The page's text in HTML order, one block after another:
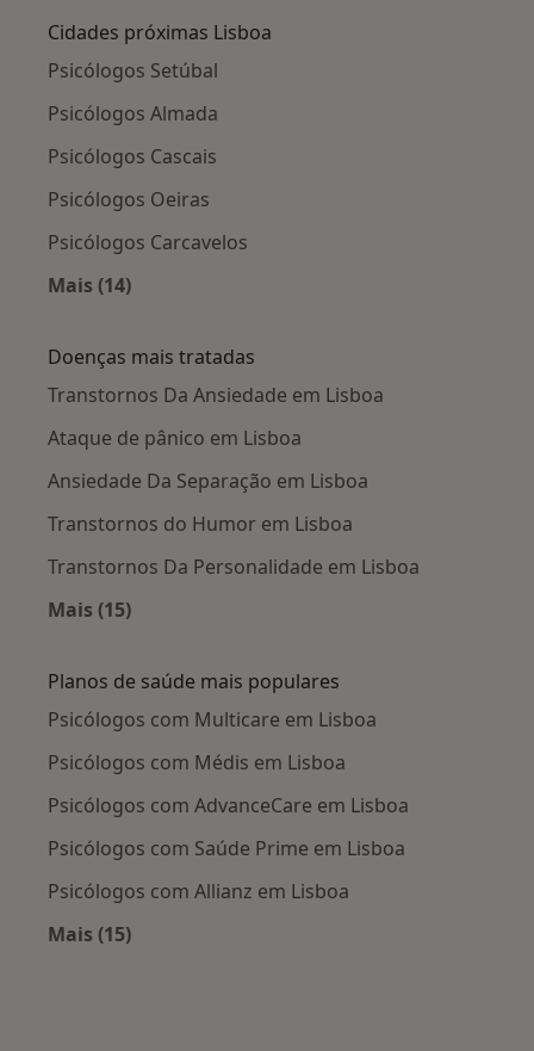
Cidades próximas Lisboa
Psicólogos Setúbal
Psicólogos Almada
Psicólogos Cascais
Psicólogos Oeiras
Psicólogos Carcavelos
Mais (14)
Doenças mais tratadas
Transtornos Da Ansiedade em Lisboa
Ataque de pânico em Lisboa
Ansiedade Da Separação em Lisboa
Transtornos do Humor em Lisboa
Transtornos Da Personalidade em Lisboa
Mais (15)
Planos de saúde mais populares
Psicólogos com Multicare em Lisboa
Psicólogos com Médis em Lisboa
Psicólogos com AdvanceCare em Lisboa
Psicólogos com Saúde Prime em Lisboa
Psicólogos com Allianz em Lisboa
Mais (15)